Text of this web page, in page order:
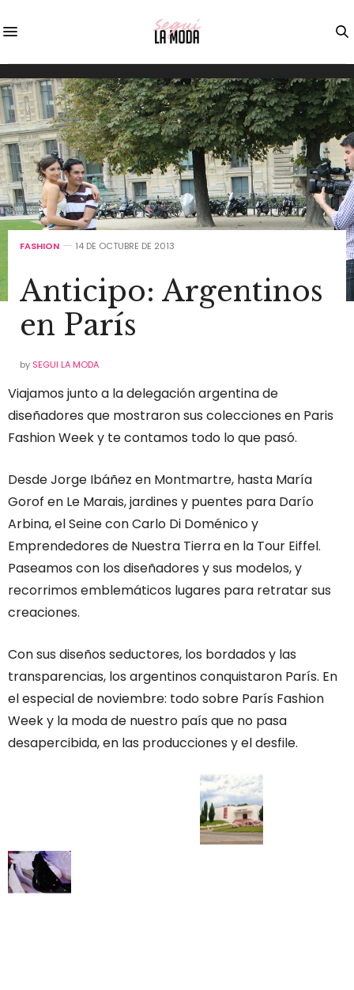
FASHION 14 DE OCTUBRE DE 2013
Anticipo: Argentinos
en París
by SEGUI LA MODA
Viajamos junto a la delegación argentina de
diseñadores que mostraron sus colecciones en Paris
Fashion Week y te contamos todo lo que pasó.
Desde Jorge Ibáñez en Montmartre, hasta María
Gorof en Le Marais, jardines y puentes para Darío
Arbina, el Seine con Carlo Di Doménico y
Emprendedores de Nuestra Tierra en la Tour Eiffel.
Paseamos con los diseñadores y sus modelos, y
recorrimos emblemáticos lugares para retratar sus
creaciones.
Con sus diseños seductores, los bordados y las
transparencias, los argentinos conquistaron París. En
el especial de noviembre: todo sobre París Fashion
Week y la moda de nuestro país que no pasa
desapercibida, en las producciones y el desfile.